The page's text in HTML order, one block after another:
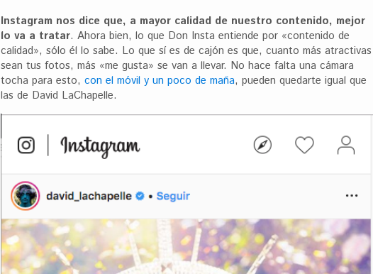
Instagram nos dice que, a mayor calidad de nuestro contenido, mejor
lo va a tratar. Ahora bien, lo que Don Insta entiende por «contenido de
calidad», sólo él lo sabe. Lo que sí es de cajón es que, cuanto más atractivas
sean tus fotos, más «me gusta» se van a llevar. No hace falta una cámara
tocha para esto, con el móvil y un poco de maña, pueden quedarte igual que
las de David LaChapelle.